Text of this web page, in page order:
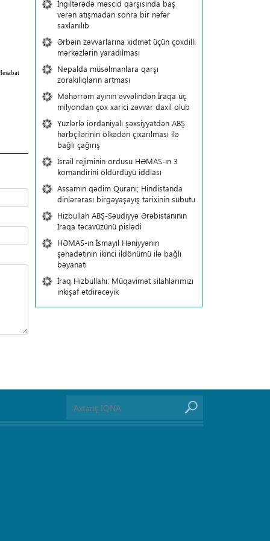
İngiltərədə məscid qarşısında baş
verən atışmadan sonra bir nəfər
saxlanılıb
Ərbəin zəvvarlarına xidmət üçün çoxdilli
mərkəzlərin yaradılması
Nepalda müsəlmanlara qarşı
zorakılıqların artması
Məhərrəm ayının əvvəlindən İraqa üç
milyondan çox xarici zəvvar daxil olub
Yüzlərlə iordaniyalı şəxsiyyətdən ABŞ
hərbçilərinin ölkədən çıxarılması ilə
bağlı çağırış
İsrail rejiminin ordusu HƏMAS-ın 3
komandirini öldürdüyü iddiası
Assamın qədim Quranı; Hindistanda
dinlərarası birgəyaşayış tarixinin sübutu
Hizbullah ABŞ-Səudiyyə Ərəbistanının
İraqa təcavüzünü pislədi
HƏMAS-ın İsmayıl Həniyyənin
şəhadətinin ikinci ildönümü ilə bağlı
bəyanatı
İraq Hizbullahı: Müqavimət silahlarımızı
inkişaf etdirəcəyik